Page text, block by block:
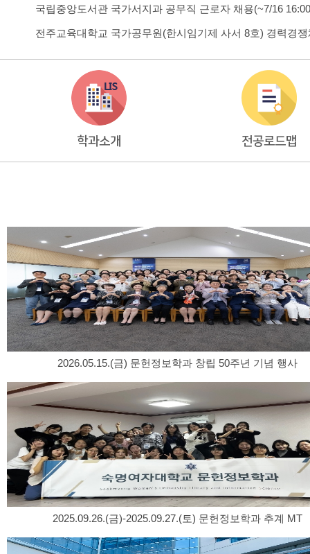
국립중앙도서관 국가서지과 공무직 근로자 채용(~7/16
전주교육대학교 국가공무원(한시임기제 사서 8호) 경력경
학과소개 전공로드맵
2026.05.15.(금) 문헌정보학과 창립 50주년 기념 행사
2025.09.26.(금)-2025.09.27.(토) 문헌정보학과 추계 MT